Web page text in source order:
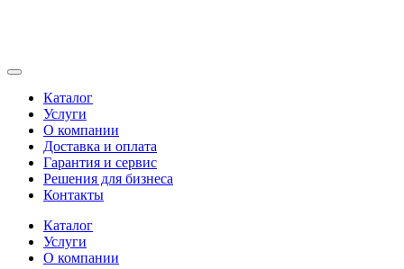
Каталог
Услуги
О компании
Доставка и оплата
Гарантия и сервис
Решения для бизнеса
Контакты
Каталог
Услуги
О компании